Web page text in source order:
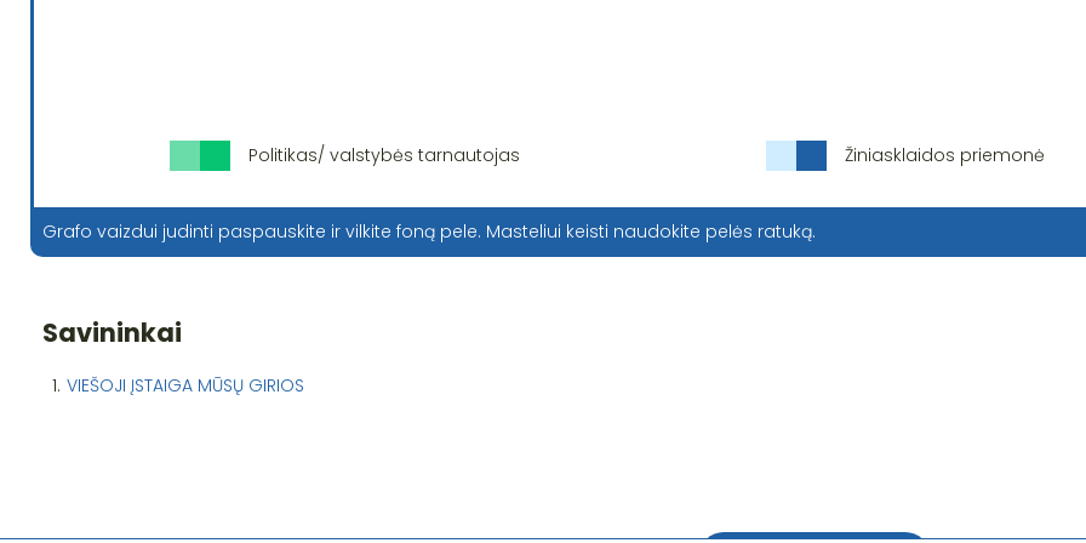
Politikas/ valstybės tarnautojas Žiniasklaidos priemonė
Grafo vaizdui judinti paspauskite ir vilkite foną pele. Masteliui keisti naudokite pelės ratuką.
Savininkai
1. VIEŠOJI ĮSTAIGA MŪSŲ GIRIOS